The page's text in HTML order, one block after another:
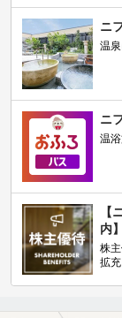
ニ
温
ニ
温
【
内】
株
拡